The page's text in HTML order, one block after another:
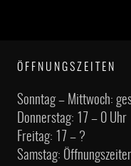
ÖFFNUNGSZEITEN
Sonntag – Mittwoch:
Donnerstag: 17 – 0 Uhr
Freitag: 17 – ?
Samstag: